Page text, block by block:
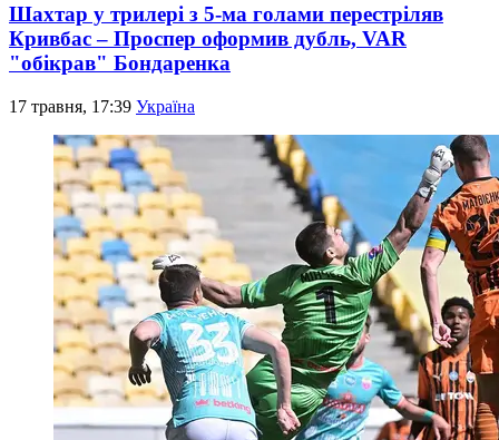
Шахтар у трилері з 5-ма голами перестріляв
Кривбас – Проспер оформив дубль, VAR
"обікрав" Бондаренка
17 травня, 17:39 Україна